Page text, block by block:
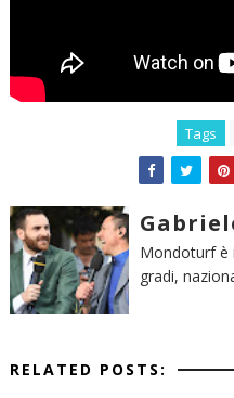
Tags
Mondoturf è
gradi,
RELATED POSTS: